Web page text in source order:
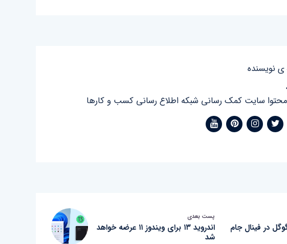
ی نویسنده
سایت کمک رسانی شبکه اطلاع رسانی کسب و کارها
در فینال جام
پست بعدی
اندروید ۱۳ برای ویندوز ۱۱ عرضه خواهد
شد